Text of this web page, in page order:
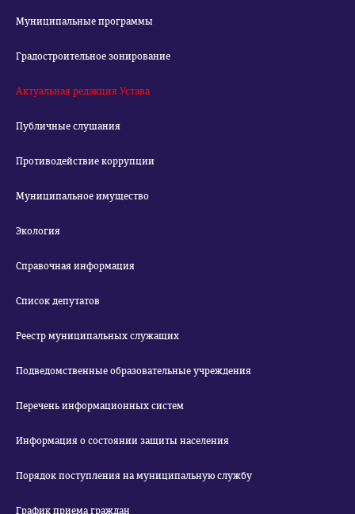
Муниципальные программы
Градостроительное зонирование
Актуальная редакция Устава
Публичные слушания
Противодействие коррупции
Муниципальное имущество
Экология
Справочная информация
Список депутатов
Реестр муниципальных служащих
Подведомственные образовательные учреждения
Перечень информационных систем
Информация о состоянии защиты населения
Порядок поступления на муниципальную службу
График приема граждан